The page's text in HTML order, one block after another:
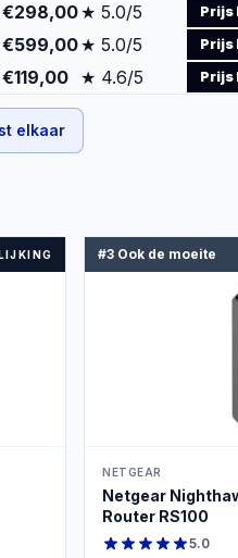
€298,00★ 5.0/5 Prijs
€599,00★ 5.0/5 Prijs
€119,00 ★ 4.6/5 Prijs
elkaar
#3 Ook de moeite
NETGEAR
Netgear
Router RS100
5.0